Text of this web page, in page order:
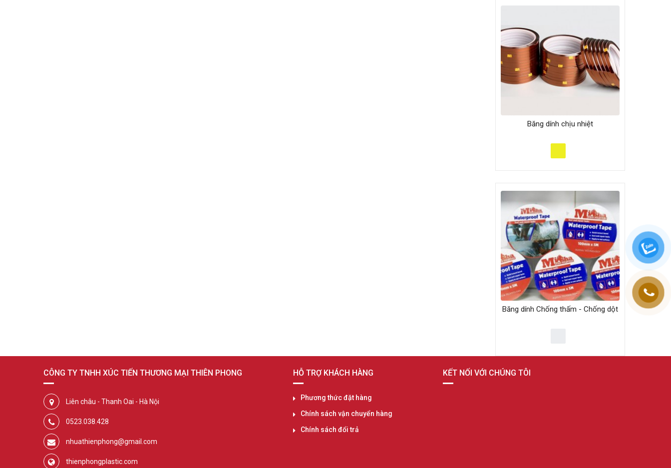
Băng dính chịu nhiệt
Băng dính Chống thấm - Chống dột
CÔNG TY TNHH XÚC TIẾN THƯƠNG MẠI THIÊN PHONG
Liên châu - Thanh Oai - Hà Nội
0523.038.428
nhuathienphong@gmail.com
thienphongplastic.com
HỖ TRỢ KHÁCH HÀNG
Phương thức đặt hàng
Chính sách vận chuyển hàng
Chính sách đổi trả
KẾT NỐI VỚI CHÚNG TÔI